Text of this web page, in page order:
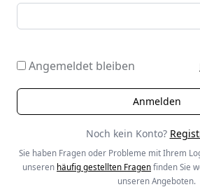
Angemeldet bleiben
Noch kein Konto?
Sie haben Fragen oder Probleme mit Ihrem
unseren häufig gestellten Fragen finden Sie
unseren Angeboten.